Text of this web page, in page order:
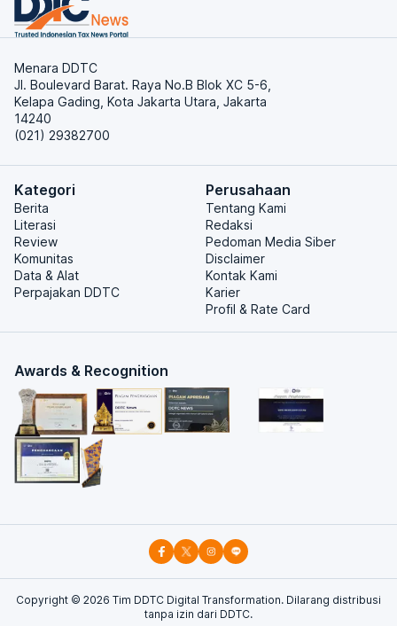
Menara DDTC
Jl. Boulevard Barat. Raya No.B Blok XC 5-6,
Kelapa Gading, Kota Jakarta Utara, Jakarta
14240
(021) 29382700
Kategori
Berita
Literasi
Review
Komunitas
Data & Alat
Perpajakan DDTC
Perusahaan
Tentang Kami
Redaksi
Pedoman Media Siber
Disclaimer
Kontak Kami
Karier
Profil & Rate Card
Awards & Recognition
Copyright © 2026 Tim DDTC Digital Transformation. Dilarang distribusi
tanpa izin dari DDTC.